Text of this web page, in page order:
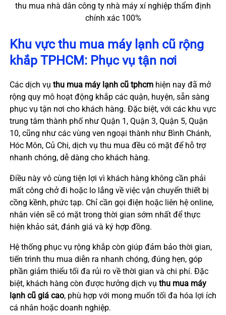
thu mua nhà dân công ty nhà máy xí nghiệp thẩm định
chính xác 100%
Khu vực thu mua máy lạnh cũ rộng
khắp TPHCM: Phục vụ tận nơi
Các dịch vụ thu mua máy lạnh cũ tphcmhiện nay đã mở
rộng quy mô hoạt động khắp các quận, huyện, sẵn sàng
phục vụ tận nơi cho khách hàng. Đặc biệt, với các khu vực
trung tâm thành phố như Quận 1, Quận 3, Quận 5, Quận
10, cũng như các vùng ven ngoại thành như Bình Chánh,
Hóc Môn, Củ Chi, dịch vụ thu mua đều có mặt để hỗ trợ
nhanh chóng, dễ dàng cho khách hàng.
Điều này vô cùng tiện lợi vì khách hàng không cần phải
mất công chở đi hoặc lo lắng về việc vận chuyển thiết bị
cồng kềnh, phức tạp. Chỉ cần gọi điện hoặc liên hệ online,
nhân viên sẽ có mặt trong thời gian sớm nhất để thực
hiện khảo sát, đánh giá và ký hợp đồng.
Hệ thống phục vụ rộng khắp còn giúp đảm bảo thời gian,
tiến trình thu mua diễn ra nhanh chóng, đúng hẹn, góp
phần giảm thiểu tối đa rủi ro về thời gian và chi phí. Đặc
biệt, khách hàng còn được hưởng dịch vụ thu mua máy
lạnh cũ giá cao, phù hợp với mong muốn tối đa hóa lợi ích
cá nhân hoặc doanh nghiệp.